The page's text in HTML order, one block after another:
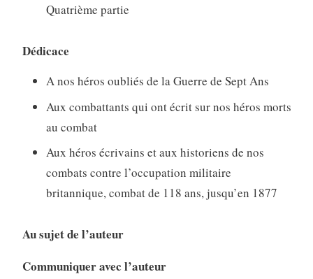
Quatrième partie
Dédicace
A nos héros oubliés de la Guerre de Sept Ans
Aux combattants qui ont écrit sur nos héros morts
au combat
Aux héros écrivains et aux historiens de nos
combats contre l’occupation militaire
britannique, combat de 118 ans, jusqu’en 1877
Au sujet de l’auteur
Communiquer avec l’auteur